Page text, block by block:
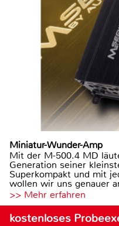
Miniatur-Wunder-Amp
Mit der M-500.4 MD
Generation seiner
Superkompakt und mit
wollen wir uns genauer
>> Mehr erfahren
kostenloses